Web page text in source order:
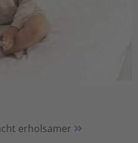
erholsamer